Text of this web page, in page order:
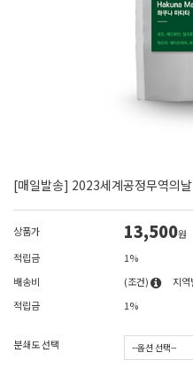
[매일발송] 2023세계공정무역의
상품가 13,500원
적립금
1%
배송비
(조건)
지역
적립금
1%
분쇄도 선택